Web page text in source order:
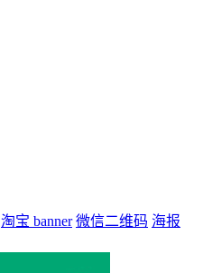
淘宝 banner 微信二维码 海报